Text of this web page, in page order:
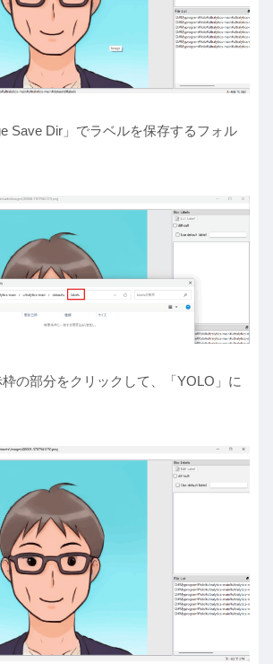
Save Dir」でラベルを保存するフォル
の部分をクリックして、「YOLO」に